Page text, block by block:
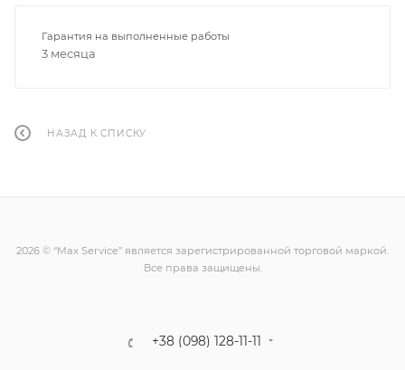
Гарантия на выполненные работы
3 месяца
НАЗАД К СПИСКУ
2026 © “Max Service” является зарегистрированной торговой маркой.
Все права защищены.
+38 (098) 128-11-11